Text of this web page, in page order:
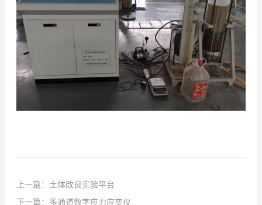
上一篇： 土体改良实验平台
下一篇： 多通道数字应力应变仪